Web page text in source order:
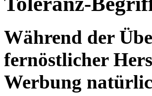
Während der
fernöstlicher
Werbung